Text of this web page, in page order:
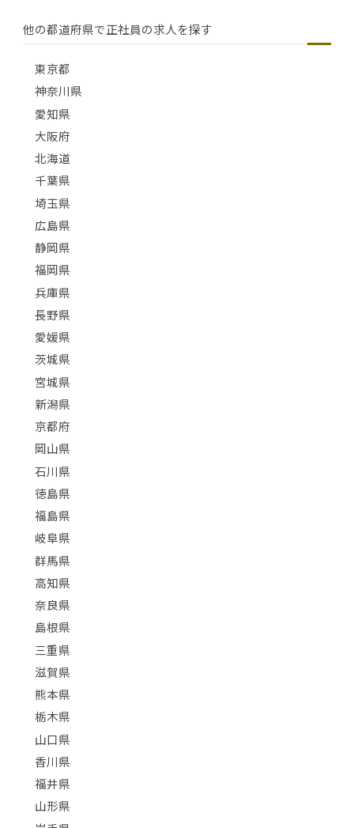
他の都道府県で正社員の求人を探す
東京都
神奈川県
愛知県
大阪府
北海道
千葉県
埼玉県
広島県
静岡県
福岡県
兵庫県
長野県
愛媛県
茨城県
宮城県
新潟県
京都府
岡山県
石川県
徳島県
福島県
岐阜県
群馬県
高知県
奈良県
島根県
三重県
滋賀県
熊本県
栃木県
山口県
香川県
福井県
山形県